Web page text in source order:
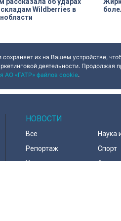
рассказала об ударах
складам Wildberries в
их на Вашем устройстве,
деятельности.
АО «ГАТР» файлов cookie.
НОВОСТИ
Все
Репортаж
Коронавирус
Наука
Спорт
Армия